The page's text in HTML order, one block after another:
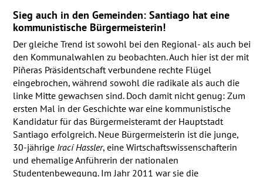
Sieg auch in den Gemeinden: Santiago hat eine
kom­munis­tische Bürgermeisterin!
Der gleiche Trend ist sowohl bei den Regional- als auch bei
den Kommunalwahlen zu beobachten. Auch hier ist der mit
Piñeras Präsidentschaft verbundene rechte Flügel
eingebrochen, während sowohl die radikale als auch die
linke Mitte gewachsen sind. Doch damit nicht genug: Zum
ersten Mal in der Geschichte war eine kom­munis­tische
Kandidatur für das Bürgermeisteramt der Hauptstadt
Santiago erfolgreich. Neue Bürgermeisterin ist die junge,
30-jährige Irací Hassler, eine Wirtschaftswissenschafterin
und ehemalige Anführerin der nationalen
Studentenbewegung. Im Jahr 2011 war sie die